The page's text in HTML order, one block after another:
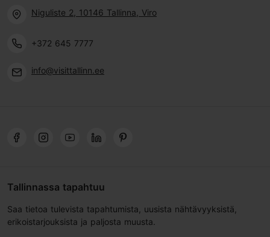
Niguliste 2, 10146 Tallinna, Viro
+372 645 7777
info@visittallinn.ee
Tallinnassa tapahtuu
Saa tietoa tulevista tapahtumista, uusista nähtävyyksistä,
erikoistarjouksista ja paljosta muusta.